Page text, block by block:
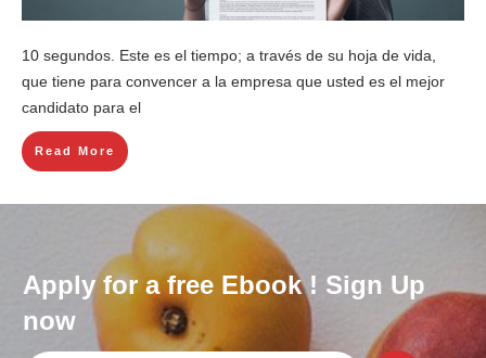
10 segundos. Este es el tiempo; a través de su hoja de vida,
que tiene para convencer a la empresa que usted es el mejor
candidato para el
Read More
Apply for a free Ebook ! Sign Up
now